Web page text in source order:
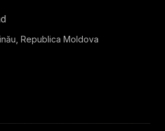
Republica Moldova